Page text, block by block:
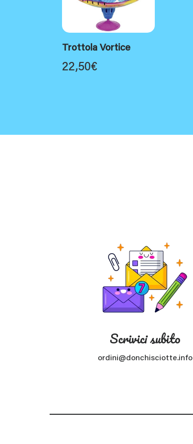
Trottola Vortice
22,50€
Scrivici subito
ordini@donchisciotte.info